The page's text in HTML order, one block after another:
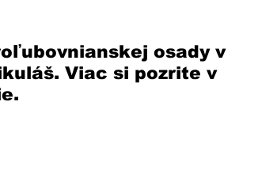
osady v
Viac si pozrite v